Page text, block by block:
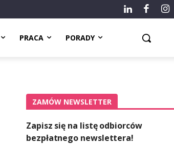
PRACA PORADY
ZAMÓW NEWSLETTER
Zapisz się na listę odbiorców
bezpłatnego newslettera!